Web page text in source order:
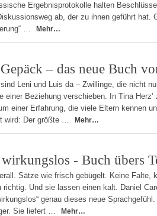
Ergebnisprotokolle halten
ab, der zu ihnen geführt hat.
…
Mehr…
– das neue Buch
Leni und Luis da – Zwillinge, die nicht
einer Beziehung verschieben. In Tina
einer Erfahrung, die viele Eltern kennen
wird: Der größte …
Mehr…
wirkungslos - Buch übers
Sätze wie frisch gebügelt. Keine Falte,
richtig. Und sie lassen einen kalt. Daniel
genau dieses neue
Sie liefert …
Mehr…